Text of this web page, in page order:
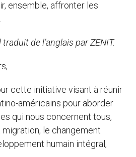
ensemble, affronter les
de l’anglais par ZENIT.
cette initiative visant à réunir
américains pour aborder
qui nous concernent tous,
migration, le changement
humain intégral,